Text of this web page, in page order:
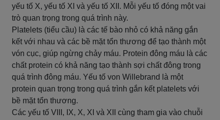
yếu tố X, yếu tố XI và yếu tố XII. Mỗi yếu tố đóng một vai
trò quan trọng trong quá trình này.
Platelets (tiểu cầu) là các tế bào nhỏ có khả năng gắn
kết với nhau và các bề mặt tổn thương để tạo thành một
vón cục, giúp ngừng chảy máu. Protein đông máu là các
chất protein có khả năng tạo thành sợi chất đông trong
quá trình đông máu. Yếu tố von Willebrand là một
protein quan trọng trong quá trình gắn kết platelets với
bề mặt tổn thương.
Các yếu tố VIII, IX, X, XI và XII cùng tham gia vào chuỗi